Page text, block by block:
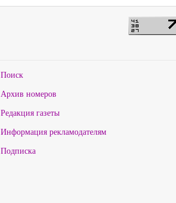
Поиск
Архив номеров
Редакция газеты
Информация рекламодателям
Подписка